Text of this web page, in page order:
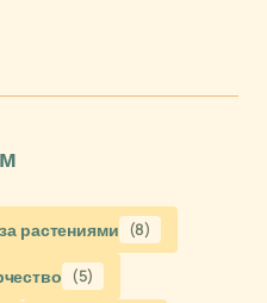
растениями (8)
(5)